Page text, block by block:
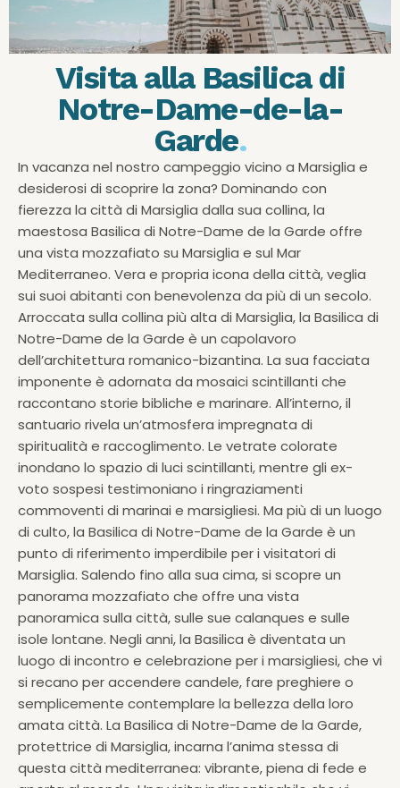
Visita alla Basilica di
Notre-Dame-de-la-
Garde.
In vacanza nel nostro campeggio vicino a Marsiglia e
desiderosi di scoprire la zona? Dominando con
fierezza la città di Marsiglia dalla sua collina, la
maestosa Basilica di Notre-Dame de la Garde offre
una vista mozzafiato su Marsiglia e sul Mar
Mediterraneo. Vera e propria icona della città, veglia
sui suoi abitanti con benevolenza da più di un secolo.
Arroccata sulla collina più alta di Marsiglia, la Basilica di
Notre-Dame de la Garde è un capolavoro
dell’architettura romanico-bizantina. La sua facciata
imponente è adornata da mosaici scintillanti che
raccontano storie bibliche e marinare. All’interno, il
santuario rivela un’atmosfera impregnata di
spiritualità e raccoglimento. Le vetrate colorate
inondano lo spazio di luci scintillanti, mentre gli ex-
voto sospesi testimoniano i ringraziamenti
commoventi di marinai e marsigliesi. Ma più di un luogo
di culto, la Basilica di Notre-Dame de la Garde è un
punto di riferimento imperdibile per i visitatori di
Marsiglia. Salendo fino alla sua cima, si scopre un
panorama mozzafiato che offre una vista
panoramica sulla città, sulle sue calanques e sulle
isole lontane. Negli anni, la Basilica è diventata un
luogo di incontro e celebrazione per i marsigliesi, che vi
si recano per accendere candele, fare preghiere o
semplicemente contemplare la bellezza della loro
amata città. La Basilica di Notre-Dame de la Garde,
protettrice di Marsiglia, incarna l’anima stessa di
questa città mediterranea: vibrante, piena di fede e